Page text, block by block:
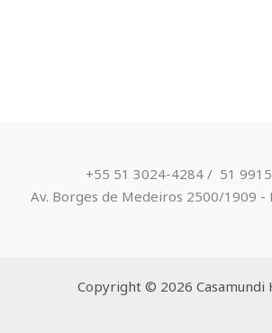
+55 51 3024-4284 / ​ 51
Av. Borges de Medeiros 2500/1909 -
Copyright © 2026 Casamundi